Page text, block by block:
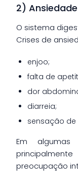
2)
O sistema
Crises de
enjoo;
falta de
dor
diarreia;
sensação
Em
preocupação